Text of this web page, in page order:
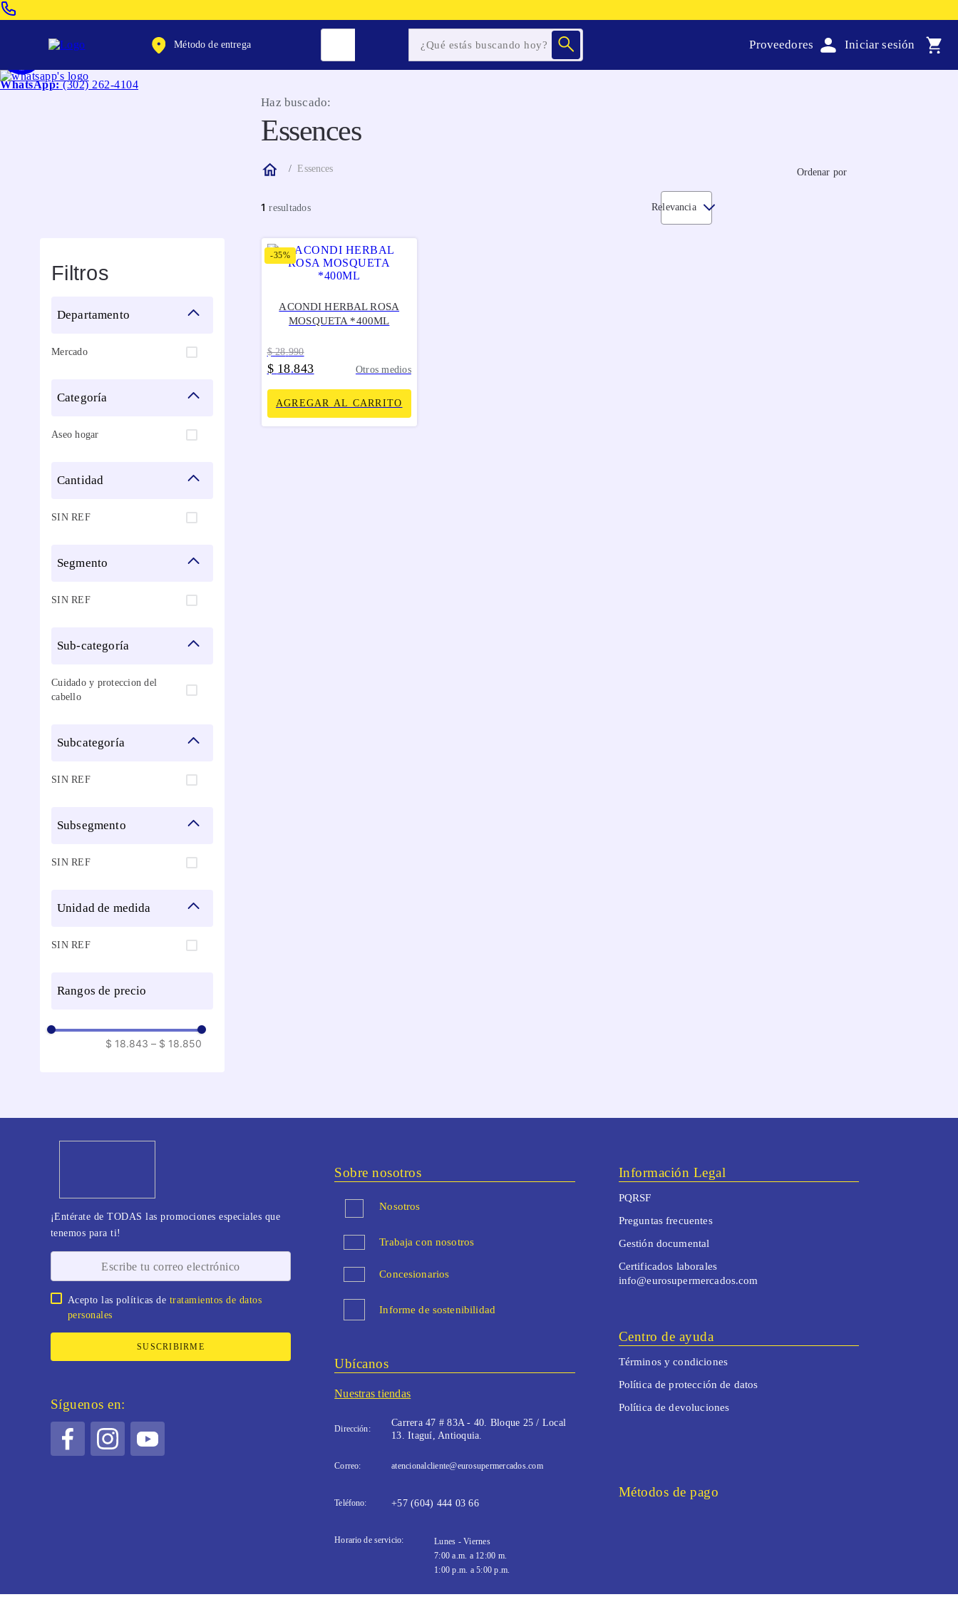
WhatsApp: (302) 262-4104
Método de entrega Proveedores
Haz buscado:
Essences
Essences Ordenar por
1 Relevancia
Filtros
departamento
Mercado
categoría
Aseo hogar
cantidad
SIN REF
segmento
SIN REF
sub-categoría
Cuidado y proteccion del
cabello
subcategoría
SIN REF
subsegmento
SIN REF
unidad de medida
SIN REF
rangos de precio
$ 18.843 – $ 18.850
-35%
ACONDI HERBAL ROSA
MOSQUETA *400ML
$ 28.990
$ 18.843 Otros medios
AGREGAR AL CARRITO
¡Entérate de TODAS las promociones especiales que
tenemos para ti!
Acepto las políticas de tratamientos de datos
personales
SUSCRIBIRME
Síguenos en:
Sobre nosotros
Nosotros
Trabaja con nosotros
Concesionarios
Informe de sostenibilidad
Ubícanos
Nuestras tiendas
Dirección:
Carrera 47 # 83A - 40. Bloque 25 / Local
13. Itaguí, Antioquia.
Correo: atencionalcliente@eurosupermercados.com
Teléfono: +57 (604) 444 03 66
Horario de servicio:
Lunes - Viernes
7:00 a.m. a 12:00 m.
1:00 p.m. a 5:00 p.m.
Información Legal
PQRSF
Preguntas frecuentes
Gestión documental
Certificados laborales
info@eurosupermercados.com
Centro de ayuda
Términos y condiciones
Política de protección de datos
Política de devoluciones
Métodos de pago